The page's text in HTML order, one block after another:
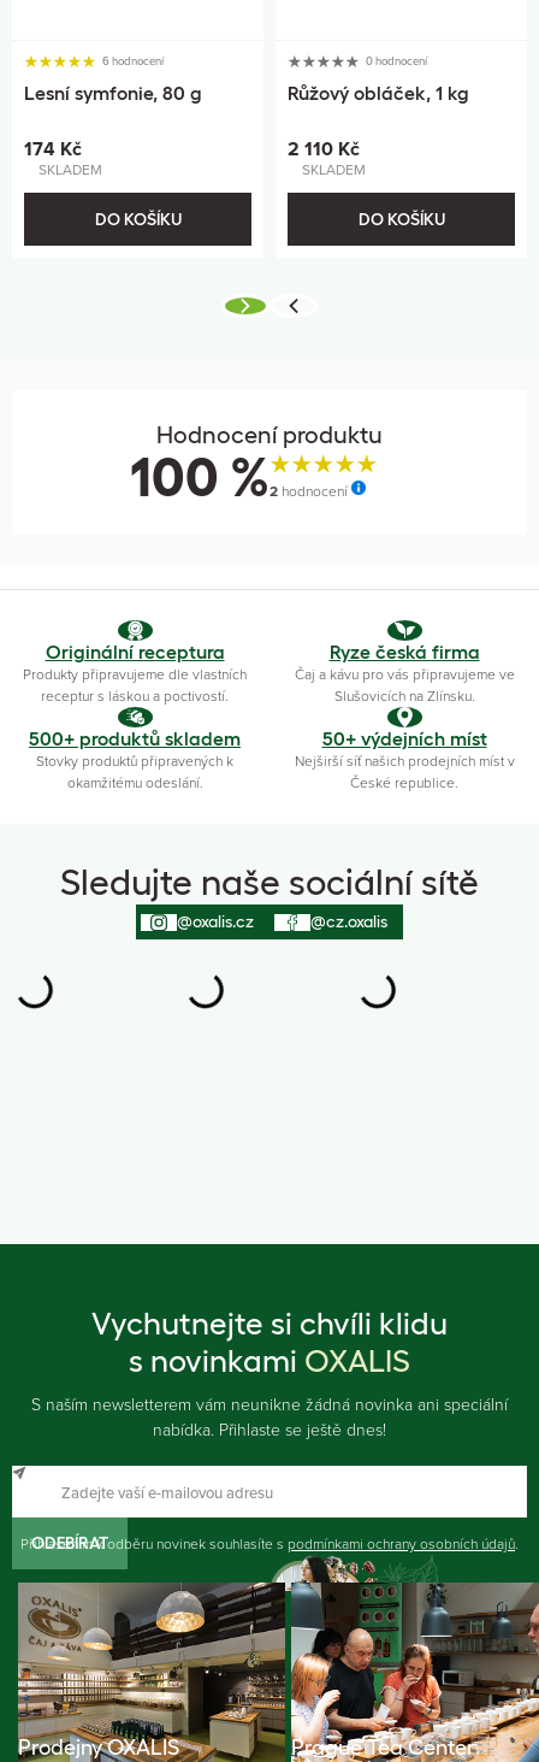
6 hodnocení
Lesní symfonie, 80 g
174 Kč
SKLADEM
DO KOŠÍKU
0 hodnocení
Růžový obláček, 1 kg
2 110 Kč
SKLADEM
DO KOŠÍKU
Hodnocení produktu
100 %2 hodnocení
Originální receptura
Produkty připravujeme dle vlastních
receptur s láskou a poctivostí.
Ryze česká firma
Čaj a kávu pro vás připravujeme ve
Slušovicích na Zlínsku.
500+ produktů skladem
Stovky produktů připravených k
okamžitému odeslání.
50+ výdejních míst
Nejširší síť našich prodejních míst v
České republice.
Sledujte naše sociální sítě
@oxalis.cz @cz.oxalis
Vychutnejte si chvíli klidu
s novinkami OXALIS
S naším newsletterem vám neunikne žádná novinka ani speciální
nabídka. Přihlaste se ještě dnes!
ODEBÍRAT
Přihlášením k odběru novinek souhlasíte s podmínkami ochrany osobních údajů.
Prodejny OXALIS Prague Tea Center